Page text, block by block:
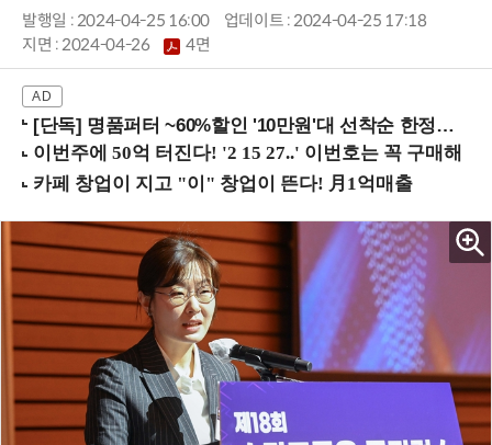
발행일 : 2024-04-25 16:00
업데이트 : 2024-04-25 17:18
지면 :2024-04-26 4면
[단독] 명품퍼터 ~60%할인 '10만원'대 선착순 한정판매!